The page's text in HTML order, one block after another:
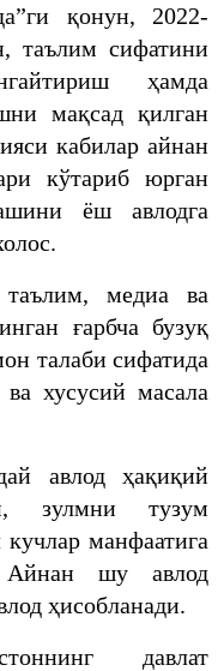
қонун, 2022-
таълим сифатини
ҳамда
мақсад қилган
кабилар айнан
кўтариб юрган
ёш авлодга
медиа ва
ғарбча бузуқ
талаби сифатида
хусусий масала
авлод ҳақиқий
зулмни тузум
манфаатига
шу авлод
ҳисобланади.
давлат